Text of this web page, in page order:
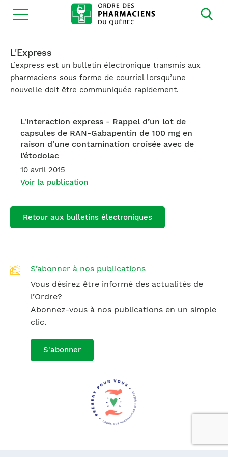
Ouvrir
la
L'Express
L’express est un bulletin électronique transmis aux
pharmaciens sous forme de courriel lorsqu’une
nouvelle doit être communiquée rapidement.
L'interaction express - Rappel d’un lot de
capsules de RAN-Gabapentin de 100 mg en
raison d’une contamination croisée avec de
l’étodolac
10 avril 2015
Voir la publication
Retour aux bulletins électroniques
S’abonner à nos publications
Vous désirez être informé des actualités de
l’Ordre?
Abonnez-vous à nos publications en un simple
clic.
S'abonner